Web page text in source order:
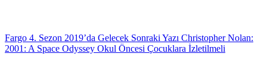
Fargo 4. Sezon 2019’da Gelecek Sonraki Yazı Christopher Nolan:
2001: A Space Odyssey Okul Öncesi Çocuklara İzletilmeli